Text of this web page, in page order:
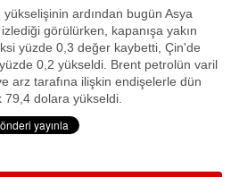
yükselişinin ardından bugün Asya
görülürken, kapanışa yakın
yüzde 0,3 değer kaybetti, Çin'de
0,2 yükseldi. Brent petrolün varil
arz tarafına ilişkin endişelerle dün
dolara yükseldi.